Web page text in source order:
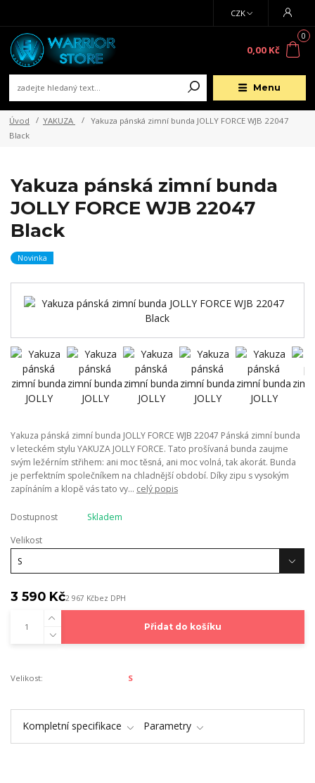
Menu
CZK
0
0,00 Kč
Úvod YAKUZA
Yakuza pánská zimní bunda JOLLY FORCE WJB 22047
Black
Yakuza pánská zimní bunda
JOLLY FORCE WJB 22047
Black
Novinka
Yakuza pánská zimní bunda JOLLY FORCE WJB 22047 Pánská zimní bunda
v leteckém stylu YAKUZA JOLLY FORCE. Tato prošívaná bunda zaujme
svým ležérním střihem: ani moc těsná, ani moc volná, tak akorát. Bunda
je perfektním společníkem na chladnější období. Díky zipu s vysokým
zapínáním a klopě vás tato vy... celý popis
Dostupnost
Skladem
Velikost
3 590 Kč2 967 Kčbez DPH
Přidat do košíku
Velikost: S
Kompletní specifikace Parametry